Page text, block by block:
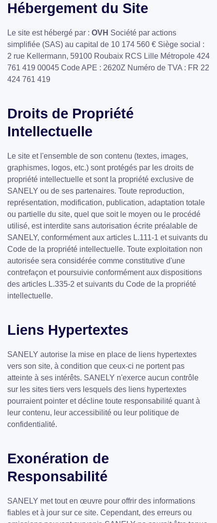
Hébergement du Site
Le site est hébergé par : OVH Société par actions
simplifiée (SAS) au capital de 10 174 560 € Siège social :
2 rue Kellermann, 59100 Roubaix RCS Lille Métropole 424
761 419 00045 Code APE : 2620Z Numéro de TVA : FR 22
424 761 419
Droits de Propriété
Intellectuelle
Le site et l'ensemble de son contenu (textes, images,
graphismes, logos, etc.) sont protégés par les droits de
propriété intellectuelle et sont la propriété exclusive de
SANELY ou de ses partenaires. Toute reproduction,
représentation, modification, publication, adaptation totale
ou partielle du site, quel que soit le moyen ou le procédé
utilisé, est interdite sans autorisation écrite préalable de
SANELY, conformément aux articles L.111-1 et suivants du
Code de la propriété intellectuelle. Toute exploitation non
autorisée sera considérée comme constitutive d'une
contrefaçon et poursuivie conformément aux dispositions
des articles L.335-2 et suivants du Code de la propriété
intellectuelle.
Liens Hypertextes
SANELY autorise la mise en place de liens hypertextes
vers son site, à condition que ceux-ci ne portent pas
atteinte à ses intérêts. SANELY n'exerce aucun contrôle
sur les sites tiers vers lesquels des liens hypertextes
pourraient pointer et décline toute responsabilité quant à
leur contenu, leur accessibilité ou leur politique de
confidentialité.
Exonération de
Responsabilité
SANELY met tout en œuvre pour offrir des informations
fiables et à jour sur ce site. Cependant, des erreurs ou